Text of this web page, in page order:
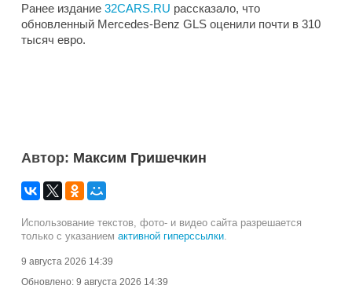
Ранее издание 32CARS.RU рассказало, что
обновленный Mercedes-Benz GLS оценили почти в 310
тысяч евро.
Автор: Максим Гришечкин
Использование текстов, фото- и видео сайта разрешается
только с указанием активной гиперссылки
9 августа 2026 14:39
Обновлено: 9 августа 2026 14:39